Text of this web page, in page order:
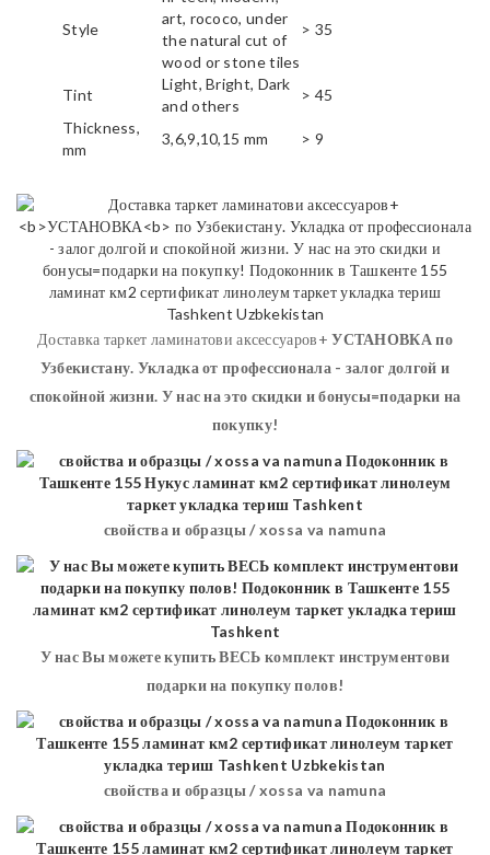
Style
art, rococo, under
the natural cut of
wood or stone tiles
> 35
Tint
Light, Bright, Dark
and others
> 45
Thickness,
mm
3,6,9,10,15 mm > 9
Доставка таркет ламинатови аксессуаров+УСТАНОВКАпо
Узбекистану. Укладка от профессионала - залог долгой и
спокойной жизни. У нас на это скидки и бонусы=подарки на
покупку!
свойства и образцы / xossa va namuna
У нас Вы можете купить ВЕСЬ комплект инструментови
подарки на покупку полов!
свойства и образцы / xossa va namuna